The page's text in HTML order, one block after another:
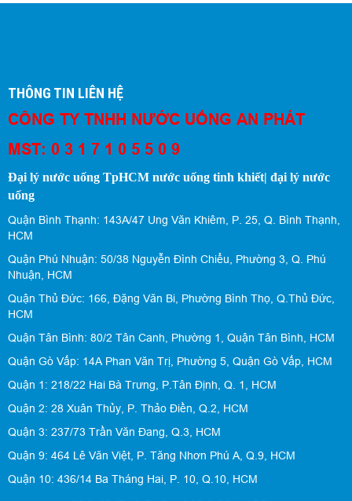
THÔNG TIN LIÊN HỆ
CÔNG TY TNHH NƯỚC UỐNG AN PHÁT
MST: 0 3 1 7 1 0 5 5 0 9
Đại lý nước uống TpHCM nước uống tinh khiết| đại lý nước
uống
Quận Bình Thạnh: 143A/47 Ung Văn Khiêm, P. 25, Q. Bình Thạnh,
HCM
Quận Phú Nhuận: 50/38 Nguyễn Đình Chiểu, Phường 3, Q. Phú
Nhuận, HCM
Quận Thủ Đức: 166, Đặng Văn Bi, Phường Bình Thọ, Q.Thủ Đức,
HCM
Quận Tân Bình: 80/2 Tân Canh, Phường 1, Quận Tân Bình, HCM
Quận Gò Vấp: 14A Phan Văn Trị, Phường 5, Quận Gò Vấp, HCM
Quận 1: 218/22 Hai Bà Trưng, P.Tân Định, Q. 1, HCM
Quận 2: 28 Xuân Thủy, P. Thảo Điền, Q.2, HCM
Quận 3: 237/73 Trần Văn Đang, Q.3, HCM
Quận 9: 464 Lê Văn Việt, P. Tăng Nhơn Phú A, Q.9, HCM
Quận 10: 436/14 Ba Tháng Hai, P. 10, Q.10, HCM